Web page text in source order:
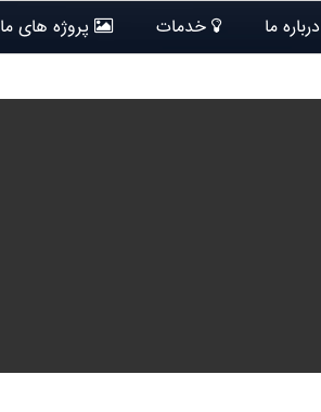
درباره ما خدمات پروژه های ما